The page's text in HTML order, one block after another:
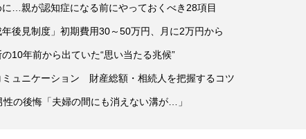
…親が認知症になる前にやっておくべき28項目
後見制度」初期費用30～50万円、月に2万円から
年前から出ていた“思い当たる兆候”
ミュニケーション 財産総額・相続人を把握するコツ
の後悔「夫婦の間にも消えない溝が…」